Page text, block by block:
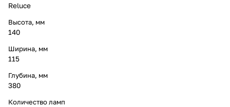
Reluce
Высота, мм
140
Ширина, мм
115
Глубина, мм
380
Количество ламп